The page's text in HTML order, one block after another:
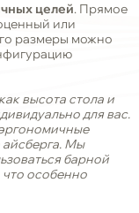
целей. Прямое
или
размеры можно
высота стола и
для вас.
Мы
барной
что особенно